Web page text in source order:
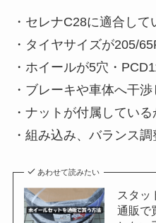
・セレナC28に適合して
・タイヤサイズが205/
・ホイールが5穴・
・ブレーキや車体へ干
・ナットが付属している
・組み込み、バランス
あわせて読みたい
スタッ
通販で